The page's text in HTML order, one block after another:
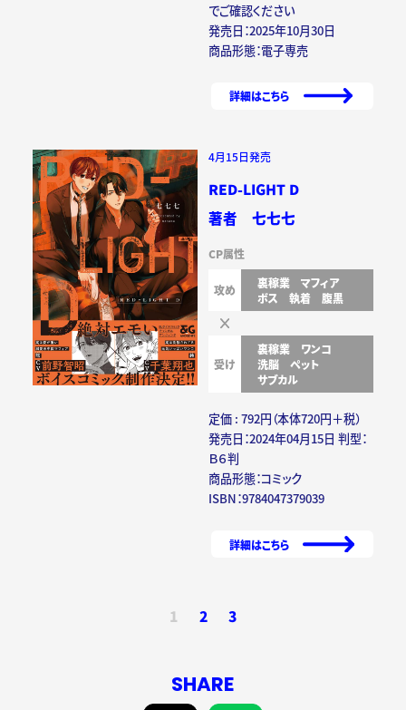
でご確認ください
発売日：2025年10月30日
商品形態：電子専売
詳細はこちら
4月15日発売
RED-LIGHT D
著者 七七七
CP属性
攻め 裏稼業
マフィア
ボス
執着 腹黒
受け
裏稼業
ワンコ
洗脳
ペット
サブカル
定価 : 792円（本体720円＋税）
発売日：2024年04月15日 判型：
Ｂ６判
商品形態：コミック
ISBN：9784047379039
詳細はこちら
1 2 3
SHARE